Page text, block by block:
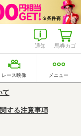
馬券カゴ
通知
レース映像 メニュー
て
する注意事項